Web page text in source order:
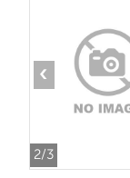
2/3
‹